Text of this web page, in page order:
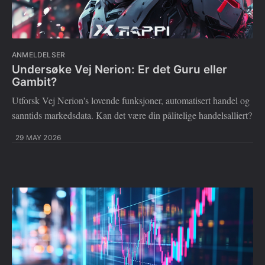
ANMELDELSER
Undersøke Vej Nerion: Er det Guru eller
Gambit?
Utforsk Vej Nerion's lovende funksjoner, automatisert handel og
sanntids markedsdata. Kan det være din pålitelige handelsalliert?
29 MAY 2026